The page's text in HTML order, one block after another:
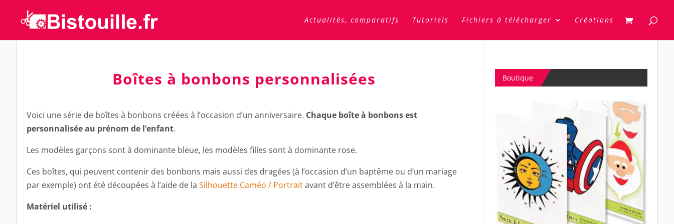
Actualités, comparatifs Tutoriels Fichiers à télécharger Créations
Boîtes à bonbons personnalisées
Voici une série de boîtes à bonbons créées à l’occasion d’un anniversaire. Chaque boîte à bonbons est
personnalisée au prénom de l’enfant.
Les modèles garçons sont à dominante bleue, les modèles filles sont à dominante rose.
Ces boîtes, qui peuvent contenir des bonbons mais aussi des dragées (à l’occasion d’un baptême ou d’un mariage
par exemple) ont été découpées à l’aide de la Silhouette Caméo / Portraitavant d’être assemblées à la main.
Matériel utilisé :
Boutique